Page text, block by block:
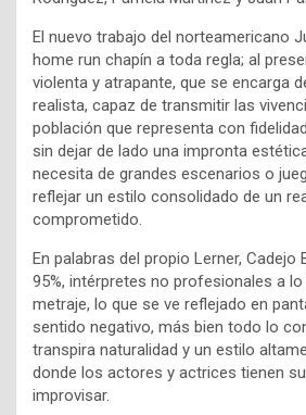
El nuevo trabajo del norteamericano
home run chapín a toda regla; al
violenta y atrapante, que se encarga
realista, capaz de transmitir las
población que representa con
sin dejar de lado una impronta
necesita de grandes escenarios o
reflejar un estilo consolidado de un
comprometido.
En palabras del propio Lerner, Cadejo
95%, intérpretes no profesionales a
metraje, lo que se ve reflejado en
sentido negativo, más bien todo lo
transpira naturalidad y un estilo
donde los actores y actrices tienen
improvisar.